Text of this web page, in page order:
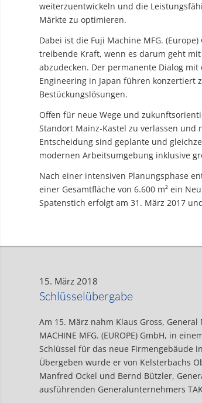
weiterzuentwickeln und die
Märkte zu optimieren.
Dabei ist die Fuji Machine MFG.
treibende Kraft, wenn es darum geht
abzudecken. Der permanente Dialog
Engineering in Japan führen konzertiert
Bestückungslösungen.
Offen für neue Wege und
Standort Mainz-Kastel zu verlassen und
Entscheidung sind geplante und
modernen Arbeitsumgebung inklusive
Nach einer intensiven Planungsphase
einer Gesamtfläche von 6.600 m² ein
Spatenstich erfolgt am 31. März 2017
15. März 2018
Schlüsselübergabe
Am 15. März nahm Klaus Gross, General
MACHINE MFG. (EUROPE) GmbH, in
Schlüssel für das neue Firmengebäude
Übergeben wurde er von Kelsterbachs
Manfred Ockel und Bernd Bützler,
ausführenden Generalunternehmers